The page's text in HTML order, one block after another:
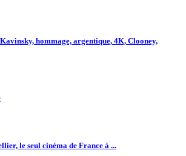
hommage, argentique, 4K, Clooney,
le seul cinéma de France à ...